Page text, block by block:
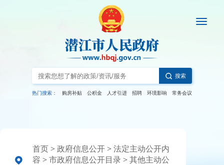
搜索
热门搜索： 购房补贴 公积金 人才引进 招聘 环境影响 常务会议
首页 > 政府信息公开 > 法定主动公开内
容 > 市政府信息公开目录 > 其他主动公